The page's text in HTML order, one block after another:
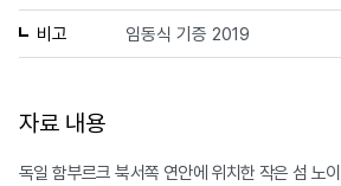
비고 임동식 기증 2019
자료 내용
독일 함부르크 북서쪽 연안에 위치한 작은 섬 노